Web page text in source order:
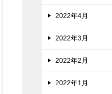
2022年4月
2022年3月
2022年2月
2022年1月